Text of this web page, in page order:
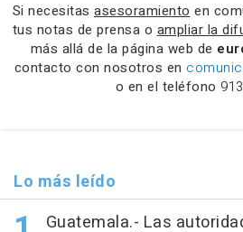
Si necesitas asesoramiento en
tus notas de prensa o ampliar la
más allá de la página web de
contacto con nosotros en
o en el teléfono
Lo más leído
Guatemala.- Las